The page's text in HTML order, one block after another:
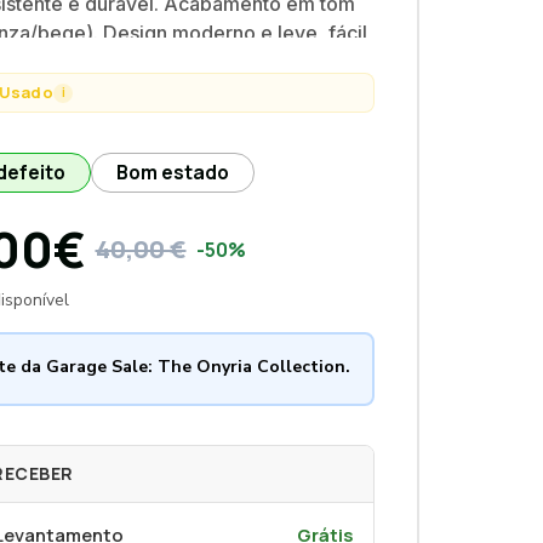
bege). Design moderno e leve, fácil
com diferentes decorações. Indicada
de apoio, mesa de centro pequena ou
i
Bom estado
40,00 € -50%
da Garage Sale: The Onyria Collection.
Grátis